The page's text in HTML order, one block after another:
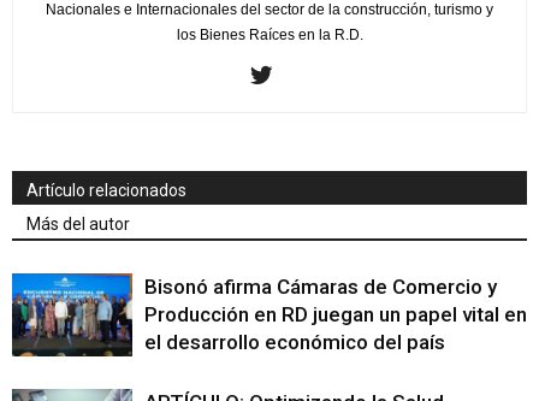
Nacionales e Internacionales del sector de la construcción, turismo y
los Bienes Raíces en la R.D.
Artículo relacionados
Más del autor
Bisonó afirma Cámaras de Comercio y
Producción en RD juegan un papel vital en
el desarrollo económico del país